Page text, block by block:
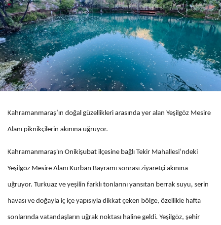
Kahramanmaraş’ın doğal güzellikleri arasında yer alan Yeşilgöz Mesire
Alanı piknikçilerin akınına uğruyor.
Kahramanmaraş'ın Onikişubat ilçesine bağlı Tekir Mahallesi’ndeki
Yeşilgöz Mesire Alanı Kurban Bayramı sonrası ziyaretçi akınına
uğruyor. Turkuaz ve yeşilin farklı tonlarını yansıtan berrak suyu, serin
havası ve doğayla iç içe yapısıyla dikkat çeken bölge, özellikle hafta
sonlarında vatandaşların uğrak noktası haline geldi. Yeşilgöz, şehir